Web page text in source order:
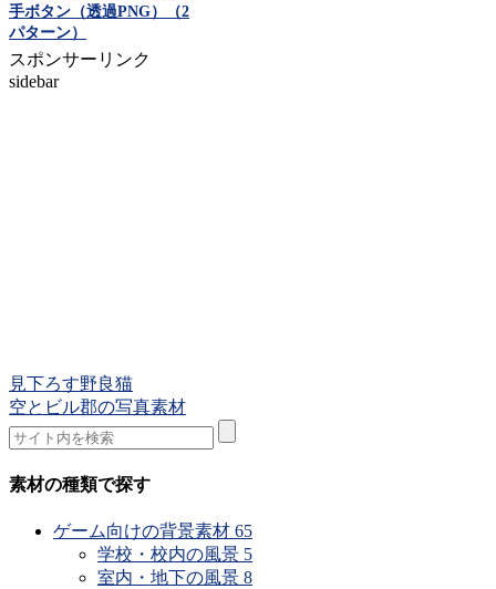
手ボタン（透過PNG）（2
パターン）
スポンサーリンク
sidebar
見下ろす野良猫
空とビル郡の写真素材
素材の種類で探す
ゲーム向けの背景素材 65
学校・校内の風景 5
室内・地下の風景 8